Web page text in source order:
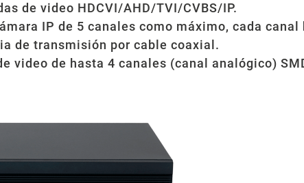
de video HDCVI/AHD/TVI/CVBS/IP.
IP de 5 canales como máximo, cada
de transmisión por cable coaxial.
video de hasta 4 canales (canal analógico)